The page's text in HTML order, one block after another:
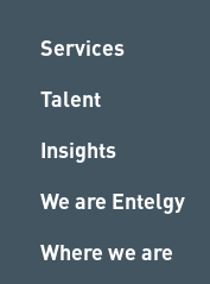
Services
Talent
Insights
We are Entelgy
Where we are